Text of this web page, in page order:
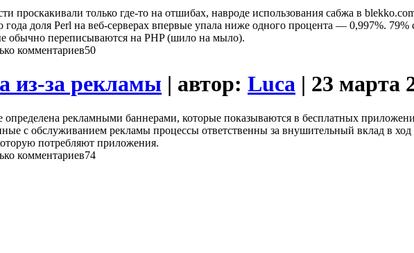
проскакивали только где-то на отшибах, навроде использования сабжа в
доля Perl на веб-серверах впервые упала ниже одного процента — 0,997%.
обычно переписываются на PHP (шило на мыло).
50
из-за рекламы | автор: Luca | 23 марта
рекламными баннерами, которые показываются в бесплатных
с обслуживанием рекламы процессы ответственны за внушительный вклад в
потребляют приложения.
74